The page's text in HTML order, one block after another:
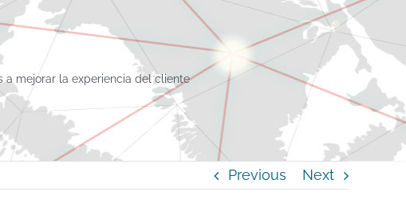
a mejorar la experiencia del cliente
Previous Next